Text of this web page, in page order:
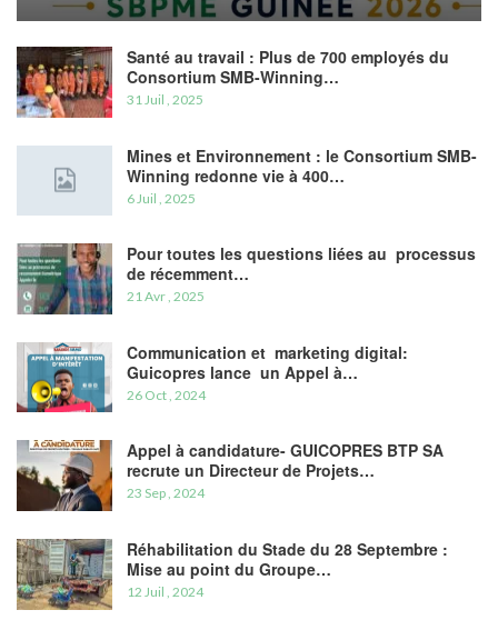
Santé au travail : Plus de 700 employés du
Consortium SMB-Winning…
31 Juil , 2025
Mines et Environnement : le Consortium SMB-
Winning redonne vie à 400…
6 Juil , 2025
Pour toutes les questions liées au processus
de récemment…
21 Avr , 2025
Communication et marketing digital:
Guicopres lance un Appel à…
26 Oct , 2024
Appel à candidature- GUICOPRES BTP SA
recrute un Directeur de Projets…
23 Sep , 2024
Réhabilitation du Stade du 28 Septembre :
Mise au point du Groupe…
12 Juil , 2024